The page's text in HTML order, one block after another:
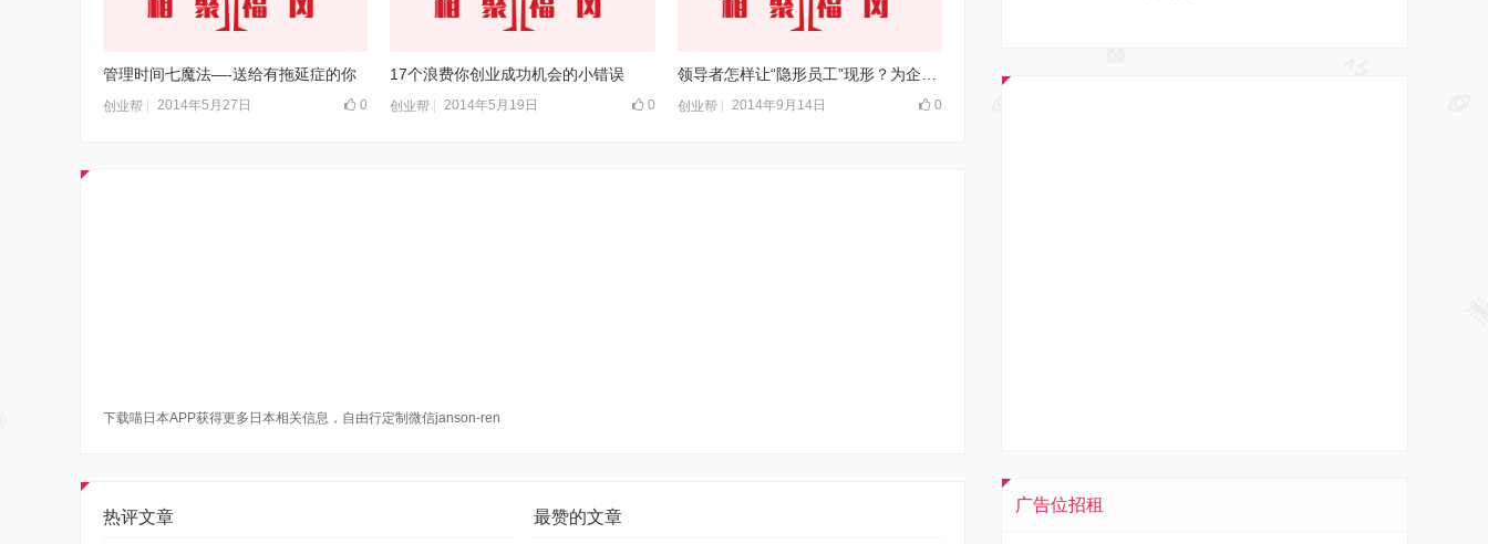
管理时间七魔法—-送给有拖延症的你
创业帮 2014年5月27日 0
17个浪费你创业成功机会的小错误
创业帮 2014年5月19日 0 创业帮 2014年9月14日 0
下载喵日本APP获得更多日本相关信息，自由行定制微信janson-ren
热评文章 最赞的文章
广告位招租